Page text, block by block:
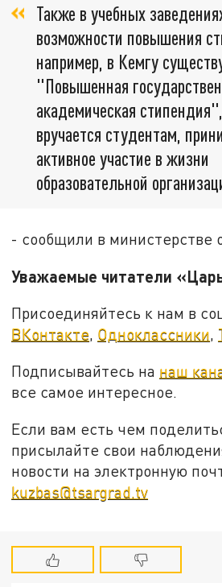
Также в учебных
возможности повышения
например, в Кемгу
"Повышенная
академическая
вручается студентам,
активное участие в жизни
образовательной
- сообщили в министерстве
Уважаемые читатели
Присоединяйтесь к нам в
ВКонтакте, Одноклассники,
Подписывайтесь на наш
все самое интересное.
Если вам есть чем
присылайте свои
новости на электронную
kuzbas@tsargrad.tv